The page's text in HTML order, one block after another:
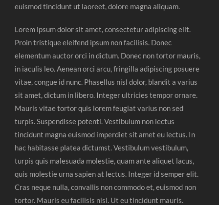
euismod tincidunt ut laoreet, dolore magna aliquam.
Lorem ipsum dolor sit amet, consectetur adipiscing elit.
Proin tristique eleifend ipsum non facilisis. Donec
elementum auctor orci in dictum. Donec non tortor mauris,
in iaculis leo. Aenean orci arcu, fringilla adipiscing posuere
vitae, congue id nunc. Phasellus nisl dolor, blandit a varius
sit amet, dictum in libero. Integer ultricies tempor ornare.
Mauris vitae tortor quis lorem feugiat varius non sed
turpis. Suspendisse potenti. Vestibulum non lectus
tincidunt magna euismod imperdiet sit amet eu lectus. In
hac habitasse platea dictumst. Vestibulum vestibulum,
turpis quis malesuada molestie, quam ante aliquet lacus,
quis molestie urna sapien at lectus. Integer id semper elit.
Cras neque nulla, convallis non commodo et, euismod non
tortor. Mauris eu facilisis nisl. Ut eu tincidunt mauris.